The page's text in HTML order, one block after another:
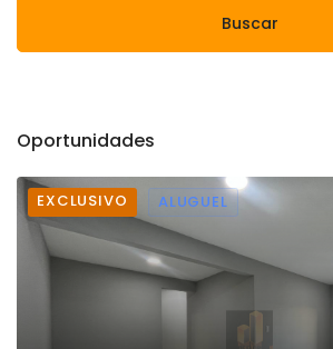
Buscar
Oportunidades
EXCLUSIVO ALUGUEL